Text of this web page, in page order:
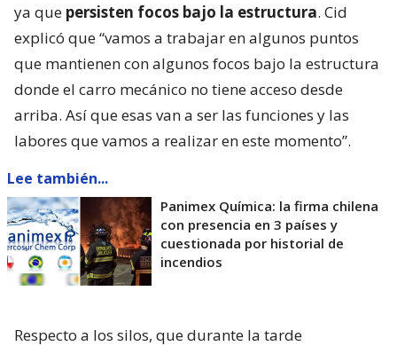
ya que persisten focos bajo la estructura. Cid
explicó que “vamos a trabajar en algunos puntos
que mantienen con algunos focos bajo la estructura
donde el carro mecánico no tiene acceso desde
arriba. Así que esas van a ser las funciones y las
labores que vamos a realizar en este momento”.
Lee también...
Panimex Química: la firma chilena
con presencia en 3 países y
cuestionada por historial de
incendios
Respecto a los silos, que durante la tarde